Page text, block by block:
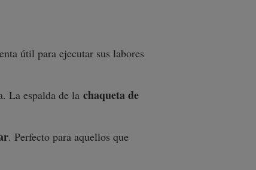
útil para ejecutar sus labores
La espalda de la chaqueta de
. Perfecto para aquellos que